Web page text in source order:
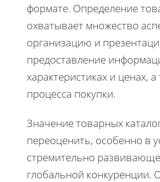
формате. Определение
охватывает множество
организацию и
предоставление
характеристиках и ценах,
процесса покупки.
Значение товарных
переоценить, особенно в
стремительно
глобальной конкуренции.